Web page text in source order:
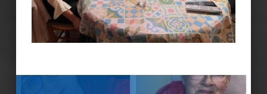
Post navigation